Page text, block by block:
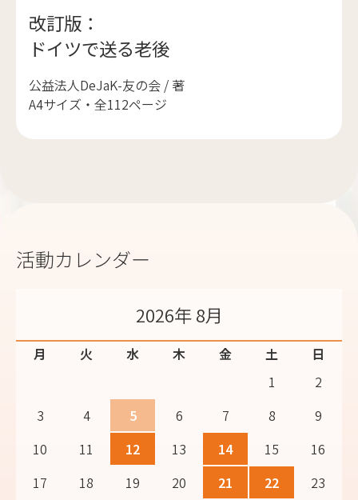
改訂版：
ドイツで送る老後
公益法人DeJaK-友の会 / 著
A4サイズ・全112ページ
活動カレンダー
2026年 8月
月 火 水 木 金 土
日
1
2
3
4 5 6 7 8
9
10
11 12 13 14 15
16
17
18 19 20 21 22
23